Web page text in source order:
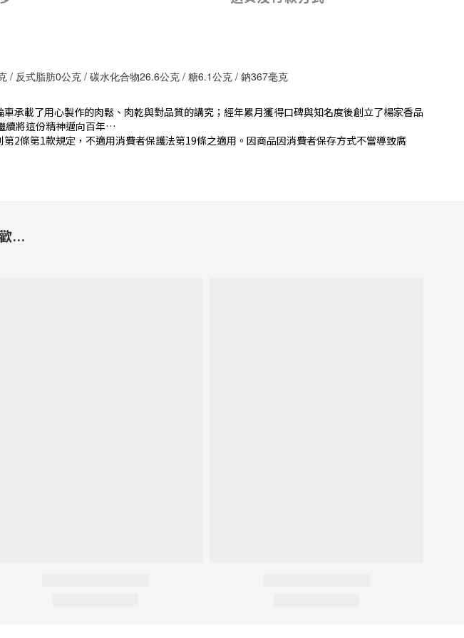
/ 反式脂肪0公克 / 碳水化合物26.6公克 / 糖6.1公克 / 鈉367毫克
承載了用心製作的肉鬆、肉乾與對品質的講究；經年累月獲得口碑與知名度後創立了楊家香品
續將這份精神邁向百年…
2條第1款規定，不適用消費者保護法第19條之適用。因商品因消費者保存方式不當導致腐
...